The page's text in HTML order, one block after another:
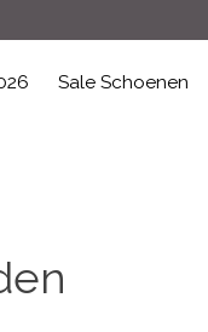
Sale Schoenen